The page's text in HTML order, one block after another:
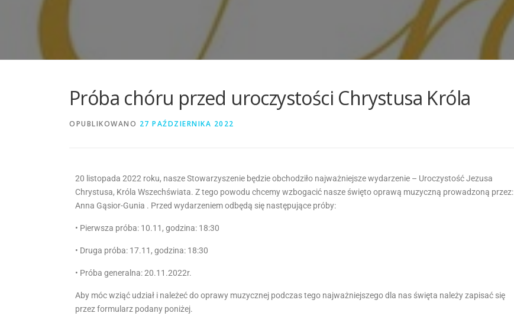
Próba chóru przed uroczystości Chrystusa Króla
OPUBLIKOWANO 27 PAŹDZIERNIKA 2022
20 listopada 2022 roku, nasze Stowarzyszenie będzie obchodziło najważniejsze wydarzenie – Uroczystość Jezusa
Chrystusa, Króla Wszechświata. Z tego powodu chcemy wzbogacić nasze święto oprawą muzyczną prowadzoną przez:
Anna Gąsior-Gunia . Przed wydarzeniem odbędą się następujące próby:
• Pierwsza próba: 10.11, godzina: 18:30
• Druga próba: 17.11, godzina: 18:30
• Próba generalna: 20.11.2022r.
Aby móc wziąć udział i należeć do oprawy muzycznej podczas tego najważniejszego dla nas święta należy zapisać się
przez formularz podany poniżej.